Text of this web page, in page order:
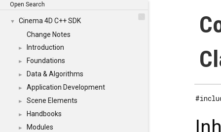
Open Search
▼
Cinema 4D C++ SDK
Change Notes
► Introduction
► Foundations
► Data & Algorithms
► Application Development
► Scene Elements
► Handbooks
► Modules